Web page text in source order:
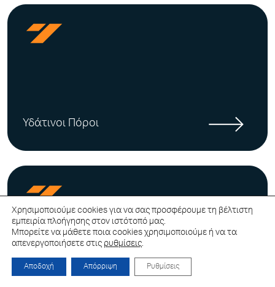
Υδάτινοι Πόροι
Χρησιμοποιούμε cookies για να σας προσφέρουμε τη βέλτιστη
εμπειρία πλοήγησης στον ιστότοπό μας.
Μπορείτε να μάθετε ποια cookies χρησιμοποιούμε ή να τα
απενεργοποιήσετε στις ρυθμίσεις.
Αποδοχή Απόρριψη Ρυθμίσεις